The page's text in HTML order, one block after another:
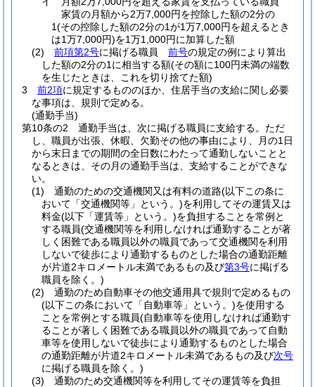
家賃の月額から2万7,000円を控除した額の2分の
1(その控除した額の2分の1が1万7,000円を超えるとき
は1万7,000円)を1万1,000円に加算した額
(2)
前項第2号に掲げる職員 前号の規定の例により算出
した額の2分の1に相当する額(その額に100円未満の端数
を生じたときは、これを切り捨てた額)
3
前2項に規定するもののほか、住居手当の支給に関し必要
な事項は、規則で定める。
(通勤手当)
第10条の2
通勤手当は、次に掲げる職員に支給する。 ただ
し、職員が出張、休暇、欠勤その他の事由により、月の1日
から末日までの期間の全日数にわたって通勤しないことと
なるときは、その月の通勤手当は、支給することができな
い。
(1)
通勤のための交通機関又は有料の道路(以下この条に
おいて「交通機関等」という。)を利用してその運賃又は
料金(以下「運賃等」という。)を負担することを常例と
する職員(交通機関等を利用しなければ通勤することが著
しく困難である職員以外の職員であって交通機関を利用
しないで徒歩により通勤するものとした場合の通勤距離
が片道2キロメートル未満であるもの及び第3号に掲げる
職員を除く。)
(2)
通勤のため自動車その他交通用具で規則で定めるもの
(以下この条において「自動車等」という。)を使用する
ことを常例とする職員(自動車等を使用しなければ通勤す
ることが著しく困難である職員以外の職員であって自動
車等を使用しないで徒歩により通勤するものとした場合
の通勤距離が片道2キロメートル未満であるもの及び次号
に掲げる職員を除く。)
(3)
通勤のため交通機関等を利用してその運賃等を負担